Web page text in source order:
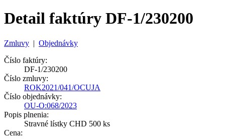
Detail faktúry DF-1/230200
Zmluvy | Objednávky
Číslo faktúry:
DF-1/230200
Číslo zmluvy:
ROK2021/041/OCUJA
Číslo objednávky:
OU-O:068/2023
Popis plnenia:
Stravné lístky CHD 500 ks
Cena: